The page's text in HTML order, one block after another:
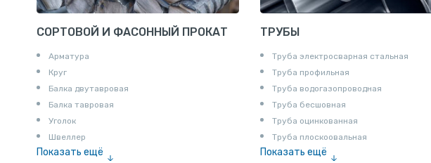
СОРТОВОЙ И ФАСОННЫЙ ПРОКАТ
Арматура
Круг
Балка двутавровая
Балка тавровая
Уголок
Швеллер
Показать ещё
ТРУБЫ
Труба электросварная стальная
Труба профильная
Труба водогазопроводная
Труба бесшовная
Труба оцинкованная
Труба плоскоовальная
Показать ещё